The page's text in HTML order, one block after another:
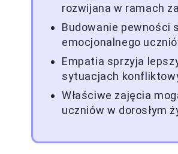
rozwijana w ramach
Budowanie pewności
emocjonalnego
Empatia sprzyja
sytuacjach
Właściwe zajęcia
uczniów w dorosłym